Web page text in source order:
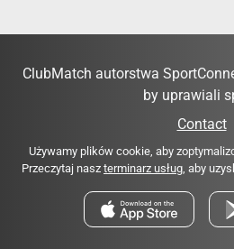
ClubMatch autorstwa
by uprawiali
Contact
Używamy plików cookie, aby
Przeczytaj nasz terminarz usług, aby